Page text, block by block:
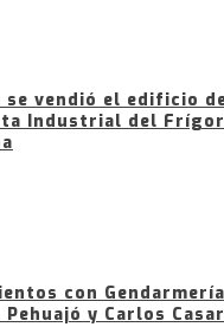
se vendió el edificio
Industrial del
con
Pehuajó y Carlos